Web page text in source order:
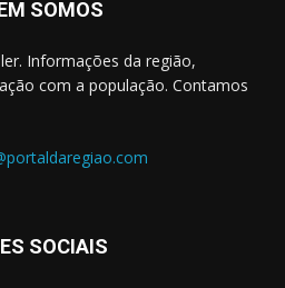
SOMOS
Informações da região,
com a população. Contamos
SOCIAIS